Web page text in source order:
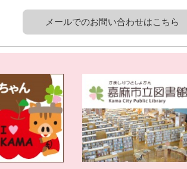
メールでのお問い合わせはこちら